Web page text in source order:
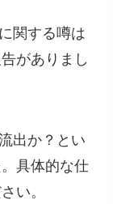
関する噂は
がありまし
出か？とい
具体的な仕
い。